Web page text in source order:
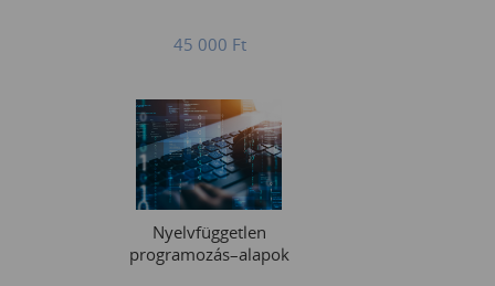
45 000 Ft
Nyelvfüggetlen
programozás–alapok